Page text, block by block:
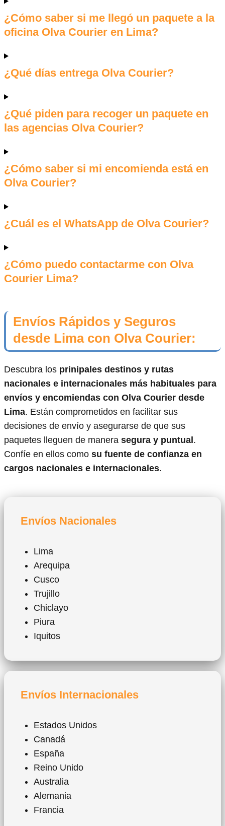
¿Cómo saber si me llegó un paquete a la
oficina Olva Courier en Lima?
¿Qué días entrega Olva Courier?
¿Qué piden para recoger un paquete en
las agencias Olva Courier?
¿Cómo saber si mi encomienda está en
Olva Courier?
¿Cuál es el WhatsApp de Olva Courier?
¿Cómo puedo contactarme con Olva
Courier Lima?
Envíos Rápidos y Seguros
desde Lima con Olva Courier:
Descubra los prinipales destinos y rutas
nacionales e internacionales más habituales para
envíos y encomiendas con Olva Courier desde
Lima. Están comprometidos en facilitar sus
decisiones de envío y asegurarse de que sus
paquetes lleguen de manera segura y puntual .
Confíe en ellos como su fuente de confianza en
cargos nacionales e internacionales.
Envíos Nacionales
Lima
Arequipa
Cusco
Trujillo
Chiclayo
Piura
Iquitos
Envíos Internacionales
Estados Unidos
Canadá
España
Reino Unido
Australia
Alemania
Francia